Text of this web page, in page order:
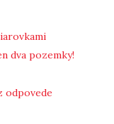
dva pozemky!
odpovede